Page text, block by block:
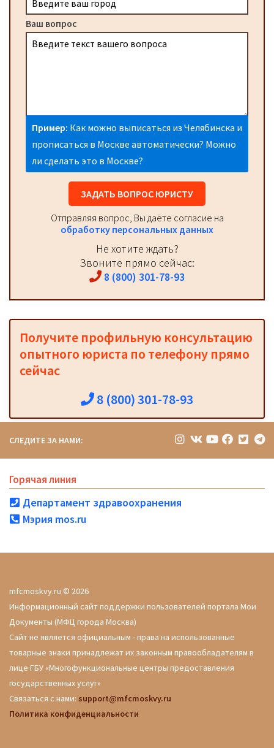
Ваш вопрос
Пример: Как можно выписаться из Челябинска и
прописаться в Москве автоматически? Можно
ли сделать это в Москве?
ЗАДАТЬ ВОПРОС ЮРИСТУ
Отправляя вопрос, Вы даёте согласие на
обработку персональных данных
Не хотите ждать?
Звоните прямо сейчас:
8 (800) 301-78-93
Получите профильную консультацию
опытного юриста по телефону прямо
сейчас
8 (800) 301-78-93
СЛЕДИТЕ ЗА НАМИ:
Горячая линия
Департамент здравоохранения
Мэрия mos.ru
mfcmoskvy.ru © 2026
Информационный сайт поддержки пользователей портала Мои
Документы (МФЦ города Москва)
Сайт не является официальным - права на использованные
товарные знаки принадлежат их законным правообладателям в
лице ГБУ «Многофункциональные центры предоставления
государственных услуг»
Связаться с нами: support@mfcmoskvy.ru
Политика конфиденциальности